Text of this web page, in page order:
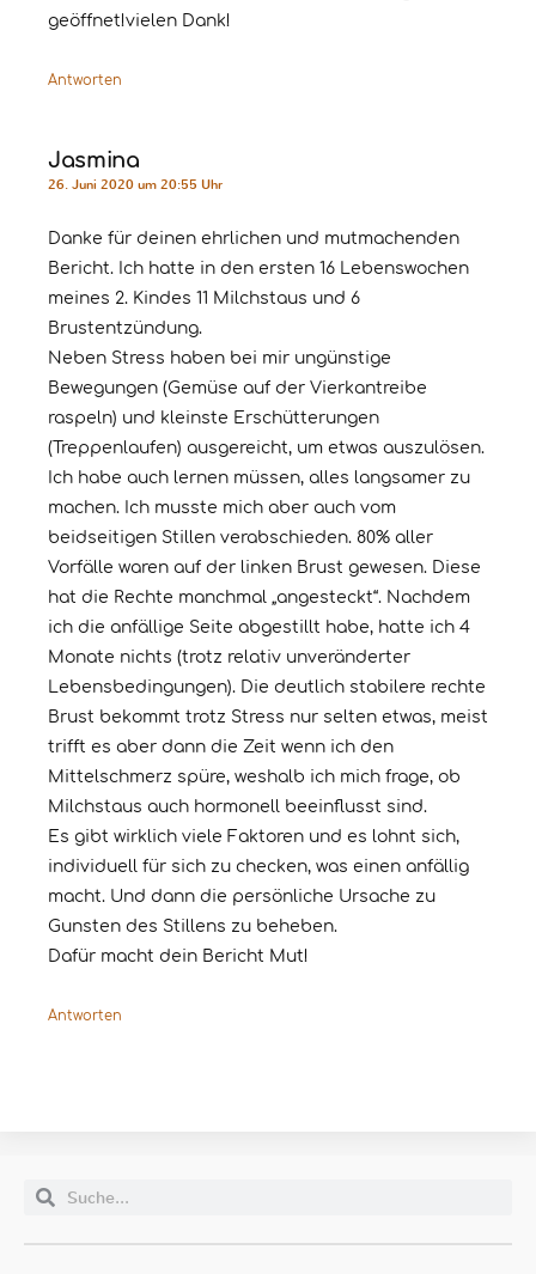
geöffnet!vielen Dank!
Antworten
Jasmina
26. Juni 2020 um 20:55 Uhr
Danke für deinen ehrlichen und mutmachenden
Bericht. Ich hatte in den ersten 16 Lebenswochen
meines 2. Kindes 11 Milchstaus und 6
Brustentzündung.
Neben Stress haben bei mir ungünstige
Bewegungen (Gemüse auf der Vierkantreibe
raspeln) und kleinste Erschütterungen
(Treppenlaufen) ausgereicht, um etwas auszulösen.
Ich habe auch lernen müssen, alles langsamer zu
machen. Ich musste mich aber auch vom
beidseitigen Stillen verabschieden. 80% aller
Vorfälle waren auf der linken Brust gewesen. Diese
hat die Rechte manchmal „angesteckt“. Nachdem
ich die anfällige Seite abgestillt habe, hatte ich 4
Monate nichts (trotz relativ unveränderter
Lebensbedingungen). Die deutlich stabilere rechte
Brust bekommt trotz Stress nur selten etwas, meist
trifft es aber dann die Zeit wenn ich den
Mittelschmerz spüre, weshalb ich mich frage, ob
Milchstaus auch hormonell beeinflusst sind.
Es gibt wirklich viele Faktoren und es lohnt sich,
individuell für sich zu checken, was einen anfällig
macht. Und dann die persönliche Ursache zu
Gunsten des Stillens zu beheben.
Dafür macht dein Bericht Mut!
Antworten